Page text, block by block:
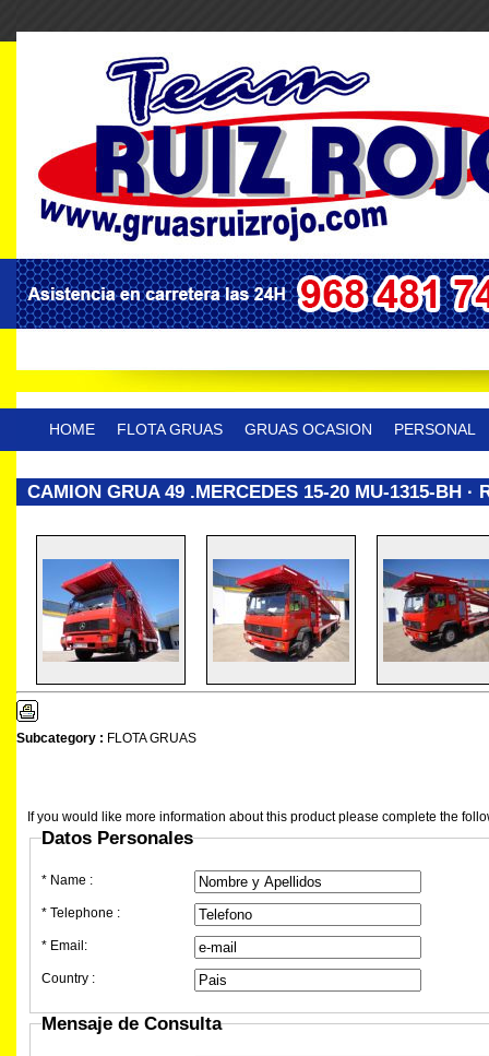
HOME FLOTA GRUAS GRUAS OCASION PERSONAL
CAMION GRUA 49 .MERCEDES 15-20 MU-1315-BH ·
Subcategory : FLOTA GRUAS
If you would like more information about this product please complete the
Datos Personales
* Name :
* Telephone :
* Email:
Country :
Mensaje de Consulta